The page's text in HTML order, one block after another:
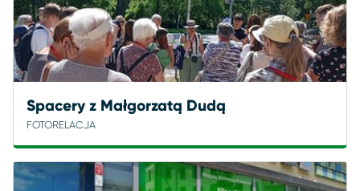
Spacery z Małgorzatą Dudą
FOTORELACJA